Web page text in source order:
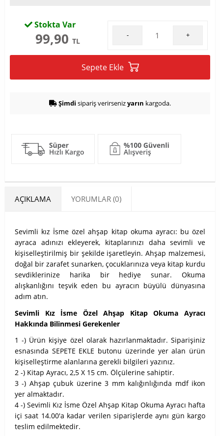
Stokta Var
99,90 TL
- +
Sepete Ekle
Şimdi sipariş verirsenizyarın kargoda.
AÇIKLAMA YORUMLAR (0)
Sevimli kız İsme özel ahşap kitap okuma ayracı: bu özel
ayraca adınızı ekleyerek, kitaplarınızı daha sevimli ve
kişiselleştirilmiş bir şekilde işaretleyin. Ahşap malzemesi,
doğal bir zarafet sunarken, çocuklarınıza veya kitap kurdu
sevdiklerinize harika bir hediye sunar. Okuma
alışkanlığını teşvik eden bu ayracın büyülü dünyasına
adım atın.
Sevimli Kız İsme Özel Ahşap Kitap Okuma Ayracı
Hakkında Bilinmesi Gerekenler
1 -) Ürün kişiye özel olarak hazırlanmaktadır. Siparişiniz
esnasında SEPETE EKLE butonu üzerinde yer alan ürün
kişiselleştirme alanlarına gerekli bilgileri yazınız.
2 -) Kitap Ayracı, 2,5 X 15 cm. Ölçülerine sahiptir.
3 -) Ahşap çubuk üzerine 3 mm kalığınlığında mdf ikon
yer almaktadır.
4 -) Sevimli Kız İsme Özel Ahşap Kitap Okuma Ayracı hafta
içi saat 14.00'a kadar verilen siparişlerde aynı gün kargo
teslim edilmektedir.